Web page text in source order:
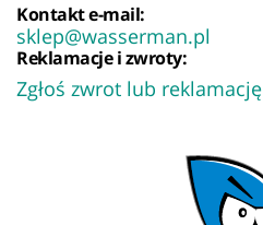
Kontakt e-mail:
sklep@wasserman.pl
Reklamacje i zwroty:
Zgłoś zwrot lub reklamację